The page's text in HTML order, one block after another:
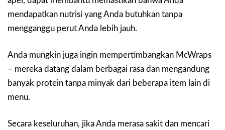
mendapatkan nutrisi yang Anda butuhkan tanpa
mengganggu perut Anda lebih jauh.
Anda mungkin juga ingin mempertimbangkan McWraps
– mereka datang dalam berbagai rasa dan mengandung
banyak protein tanpa minyak dari beberapa item lain di
menu.
Secara keseluruhan, jika Anda merasa sakit dan mencari